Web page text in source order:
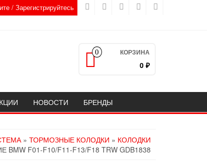
/ Зарегистрируйтесь
0 КОРЗИНА
0 ₽
НОВОСТИ БРЕНДЫ
» ТОРМОЗНЫЕ КОЛОДКИ » КОЛОДКИ
F01-F10/F11-F13/F18 TRW GDB1838